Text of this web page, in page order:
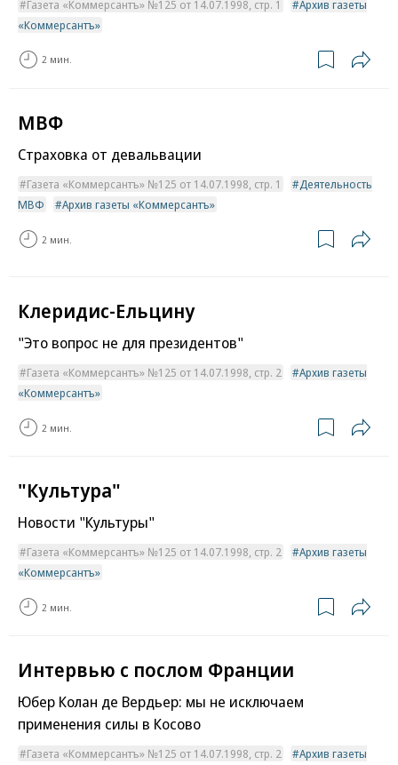
Газета «Коммерсантъ» №125 от 14.07.1998, стр. 1
Архив газеты
«Коммерсантъ»
2 мин.
МВФ
Страховка от девальвации
Газета «Коммерсантъ» №125 от 14.07.1998, стр. 1
Деятельность
МВФ
Архив газеты «Коммерсантъ»
2 мин.
Клеридис-Ельцину
"Это вопрос не для президентов"
Газета «Коммерсантъ» №125 от 14.07.1998, стр. 2
Архив газеты
«Коммерсантъ»
2 мин.
"Культура"
Новости "Культуры"
Газета «Коммерсантъ» №125 от 14.07.1998, стр. 2
Архив газеты
«Коммерсантъ»
2 мин.
Интервью с послом Франции
Юбер Колан де Вердьер: мы не исключаем
применения силы в Косово
Газета «Коммерсантъ» №125 от 14.07.1998, стр. 2
Архив газеты